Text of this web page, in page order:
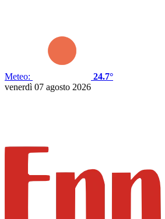
Meteo:
24.7°
venerdì 07 agosto 2026